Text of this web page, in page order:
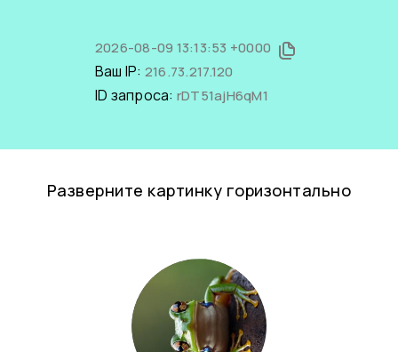
2026-08-09 13:13:53 +0000
Ваш IP: 216.73.217.120
ID запроса: rDT51ajH6qM1
Разверните картинку горизонтально